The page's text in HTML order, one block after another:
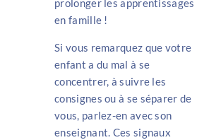
prolonger les apprentissages
en famille !
Si vous remarquez que votre
enfant a du mal à se
concentrer, à suivre les
consignes ou à se séparer de
vous, parlez-en avec son
enseignant. Ces signaux